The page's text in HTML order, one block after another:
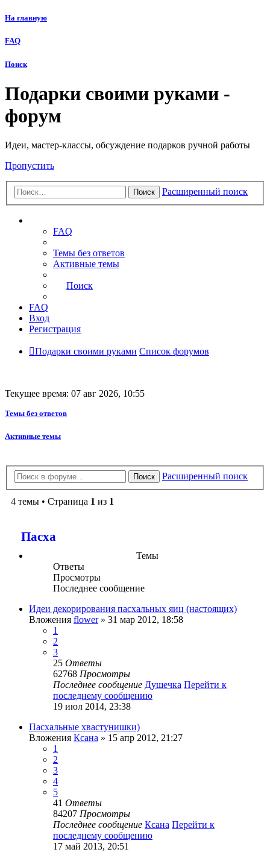
На главную
FAQ
Поиск
Подарки своими руками -
форум
Идеи, мастер-классы, обсуждение подарков ручной работы
Пропустить
Поиск Расширенный поиск
FAQ
Темы без ответов
Активные темы
Поиск
FAQ
Вход
Регистрация
Подарки своими руками Список форумов
Текущее время: 07 авг 2026, 10:55
Темы без ответов
Активные темы
Поиск Расширенный поиск
4 темы • Страница 1 из 1
Пасха
Темы
Ответы
Просмотры
Последнее сообщение
Идеи декорирования пасхальных яиц (настоящих)
Вложения flower» 31 мар 2012, 18:58
1
2
3
25 Ответы
62768 Просмотры
Последнее сообщение Душечка Перейти к
последнему сообщению
19 июл 2014, 23:38
Пасхальные хвастунишки)
Вложения Ксана » 15 апр 2012, 21:27
1
2
3
4
5
41 Ответы
84207 Просмотры
Последнее сообщение Ксана Перейти к
последнему сообщению
17 май 2013, 20:51